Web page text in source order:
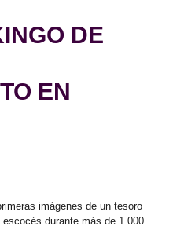
DE
EN
imágenes de un tesoro
durante más de 1.000